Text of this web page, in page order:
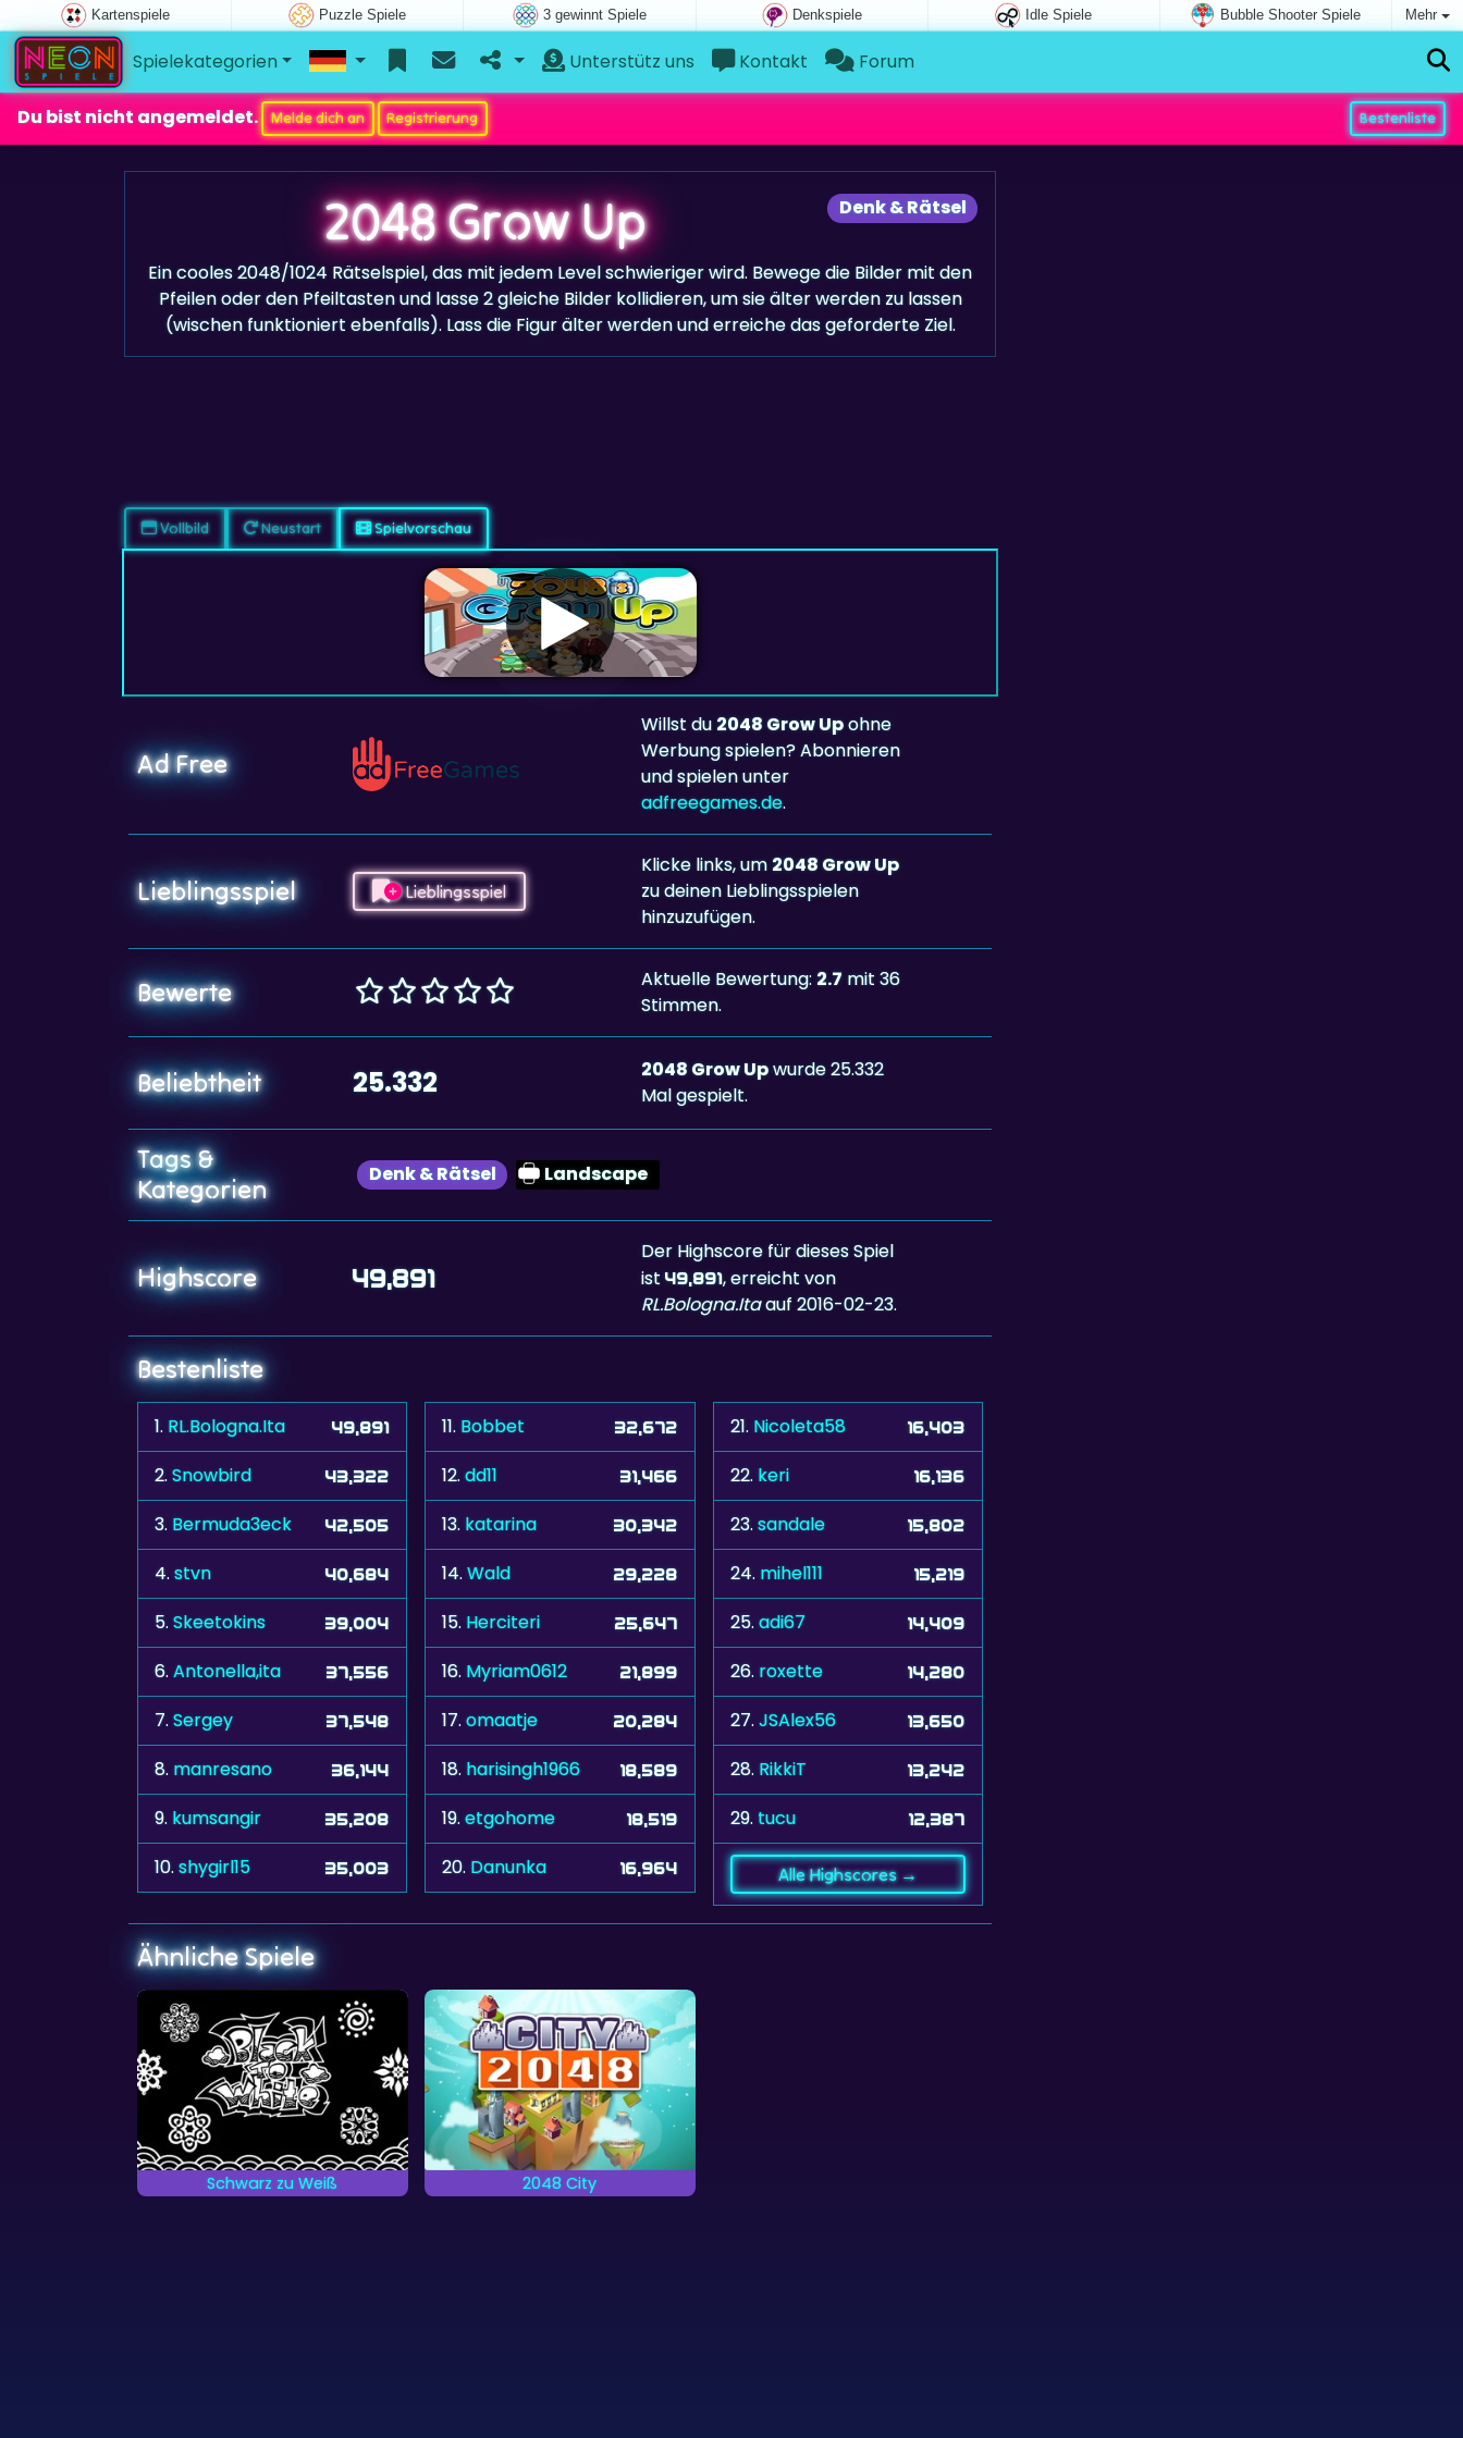
Kartenspiele Puzzle Spiele 3 gewinnt Spiele Denkspiele Idle Spiele Bubble Shooter Spiele Mehr
Spielekategorien Unterstütz uns Kontakt Forum
Du bist nicht angemeldet. Melde dich an Registrierung Bestenliste
Denk & Rätsel
2048 Grow Up
Ein cooles 2048/1024 Rätselspiel, das mit jedem Level schwieriger wird. Bewege die Bilder mit den
Pfeilen oder den Pfeiltasten und lasse 2 gleiche Bilder kollidieren, um sie älter werden zu lassen
(wischen funktioniert ebenfalls). Lass die Figur älter werden und erreiche das geforderte Ziel.
Vollbild Neustart Spielvorschau
Ad Free
Willst du2048 Grow Upohne
Werbung spielen? Abonnieren
und spielen unter
adfreegames.de.
Lieblingsspiel Lieblingsspiel
Klicke links, um2048 Grow Up
zu deinen Lieblingsspielen
hinzuzufügen.
Bewerte Aktuelle Bewertung:2.7mit 36
Stimmen.
Beliebtheit 25.332 2048 Grow Upwurde 25.332
Mal gespielt.
Tags &
Kategorien
Denk & Rätsel Landscape
Highscore 49,891
Der Highscore für dieses Spiel
ist49,891, erreicht von
RL.Bologna.Itaauf 2016-02-23.
Bestenliste
1. RL.Bologna.Ita 49,891
2.Snowbird 43,322
3. Bermuda3eck 42,505
4.stvn 40,684
5.Skeetokins 39,004
6.Antonella,ita 37,556
7.Sergey 37,548
8. manresano 36,144
9. kumsangir 35,208
10.shygirl15 35,003
11. Bobbet 32,672
12.dd11 31,466
13. katarina 30,342
14.Wald 29,228
15. Herciteri 25,647
16. Myriam0612 21,899
17.omaatje 20,284
18. harisingh1966 18,589
19.etgohome 18,519
20. Danunka 16,964
21. Nicoleta58 16,403
22. keri 16,136
23.sandale 15,802
24. mihel111 15,219
25.adi67 14,409
26. roxette 14,280
27.JSAlex56 13,650
28. RikkiT 13,242
29.tucu 12,387
Alle Highscores →
Ähnliche Spiele
Schwarz zu Weiß 2048 City